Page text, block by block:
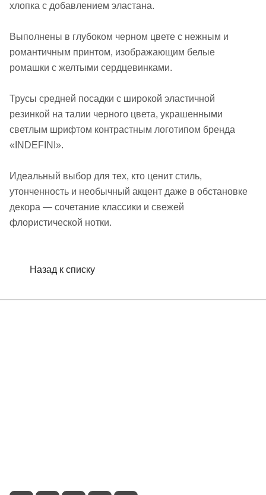
хлопка с добавлением эластана.
Выполнены в глубоком черном цвете с нежным и
романтичным принтом, изображающим белые
ромашки с желтыми сердцевинками.
Трусы средней посадки с широкой эластичной
резинкой на талии черного цвета, украшенными
светлым шрифтом контрастным логотипом бренда
«INDEFINI».
Идеальный выбор для тех, кто ценит стиль,
утонченность и необычный акцент даже в обстановке
декора — сочетание классики и свежей
флористической нотки.
Назад к списку